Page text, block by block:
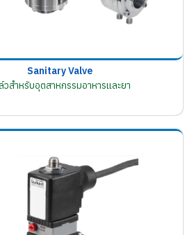
Sanitary Valve
วสำหรับอุตสาหกรรมอาหารและยา